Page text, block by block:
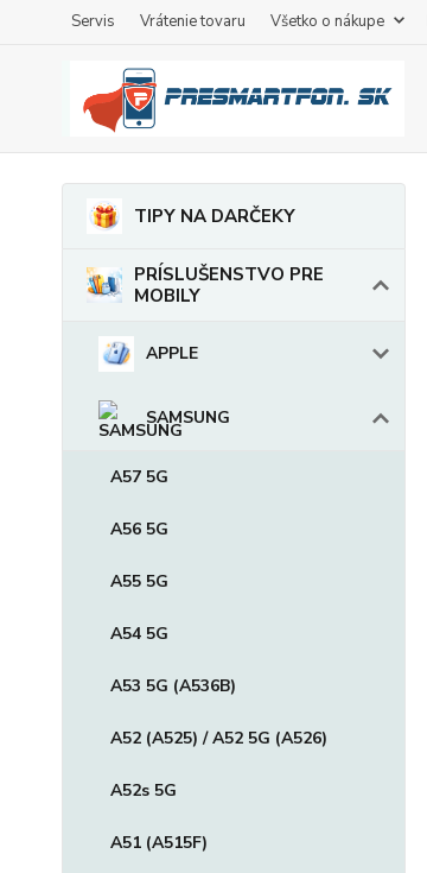
Servis Vrátenie tovaru Všetko o nákupe
TIPY NA DARČEKY
PRÍSLUŠENSTVO PRE
MOBILY
APPLE
SAMSUNG
A57 5G
A56 5G
A55 5G
A54 5G
A53 5G (A536B)
A52 (A525) / A52 5G (A526)
A52s 5G
A51 (A515F)